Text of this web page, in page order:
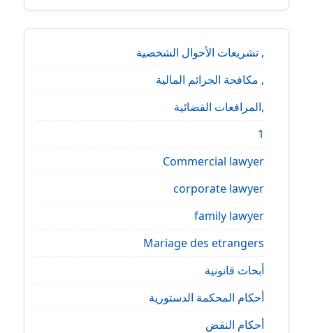
, تشريعات الأحوال الشخصية
, مكافحة الجرائم المالية
,المرافعات القضائية
1
Commercial lawyer
corporate lawyer
family lawyer
Mariage des etrangers
أبحاث قانونية
أحكام المحكمة الدستورية
أحكام النقض